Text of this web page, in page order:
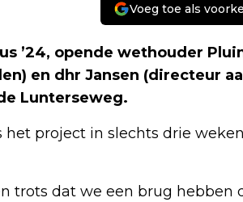
Voeg toe als
’24, opende wethouder
en dhr Jansen (directeur
Lunterseweg.
project in slechts drie
trots dat we een brug hebben